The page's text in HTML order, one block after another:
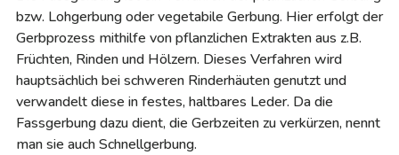
bzw. Lohgerbung oder vegetabile Gerbung. Hier erfolgt der
Gerbprozess mithilfe von pflanzlichen Extrakten aus z.B.
Früchten, Rinden und Hölzern. Dieses Verfahren wird
hauptsächlich bei schweren Rinderhäuten genutzt und
verwandelt diese in festes, haltbares Leder. Da die
Fassgerbung dazu dient, die Gerbzeiten zu verkürzen, nennt
man sie auch Schnellgerbung.